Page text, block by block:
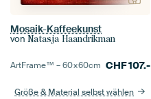
Mosaik-Kaffeekunst
von Natasja Haandrikman
ArtFrame™ –60×60cm CHF107.-
Größe & Material selbst wählen